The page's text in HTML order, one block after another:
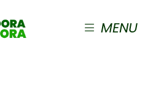
MENU